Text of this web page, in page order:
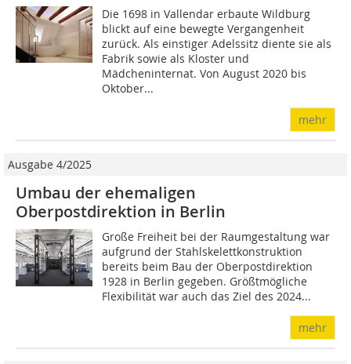
Die 1698 in Vallendar erbaute Wildburg
blickt auf eine bewegte Vergangenheit
zurück. Als einstiger Adelssitz diente sie als
Fabrik sowie als Kloster und
Mädcheninternat. Von August 2020 bis
Oktober...
mehr
Ausgabe 4/2025
Umbau der ehemaligen
Oberpostdirektion in Berlin
Große Freiheit bei der Raumgestaltung war
aufgrund der Stahlskelettkonstruktion
bereits beim Bau der Oberpostdirektion
1928 in Berlin gegeben. Größtmögliche
Flexibilität war auch das Ziel des 2024...
mehr